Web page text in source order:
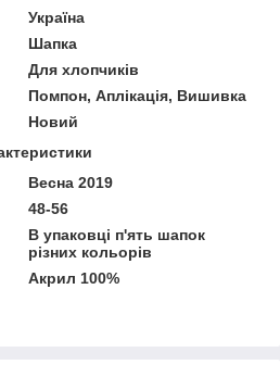
Україна
Шапка
Для хлопчиків
Помпон, Аплікація, Вишивка
Новий
Весна 2019
48-56
В упаковці п'ять шапок
різних кольорів
Акрил 100%